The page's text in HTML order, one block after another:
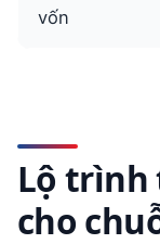
vốn
Lộ trình
cho